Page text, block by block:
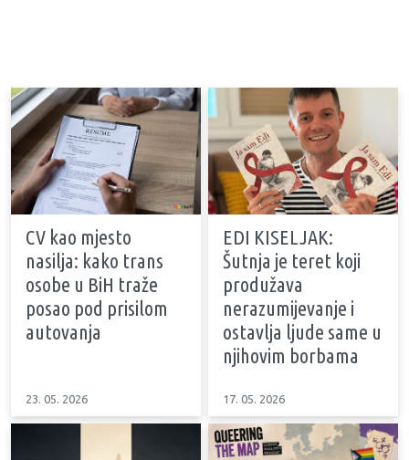
CV kao mjesto
nasilja: kako trans
osobe u BiH traže
posao pod prisilom
autovanja
23. 05. 2026
EDI KISELJAK:
Šutnja je teret koji
produžava
nerazumijevanje i
ostavlja ljude same u
njihovim borbama
17. 05. 2026